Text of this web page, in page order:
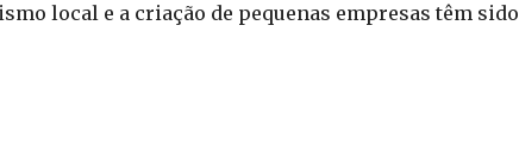
local e a criação de pequenas empresas têm sido